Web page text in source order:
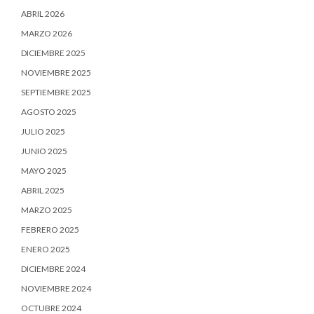
ABRIL 2026
MARZO 2026
DICIEMBRE 2025
NOVIEMBRE 2025
SEPTIEMBRE 2025
AGOSTO 2025
JULIO 2025
JUNIO 2025
MAYO 2025
ABRIL 2025
MARZO 2025
FEBRERO 2025
ENERO 2025
DICIEMBRE 2024
NOVIEMBRE 2024
OCTUBRE 2024